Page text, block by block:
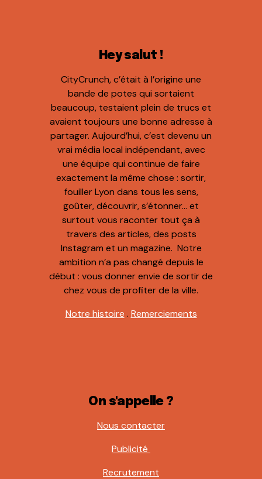
Hey salut !
CityCrunch, c’était à l’origine une
bande de potes qui sortaient
beaucoup, testaient plein de trucs et
avaient toujours une bonne adresse à
partager. Aujourd’hui, c’est devenu un
vrai média local indépendant, avec
une équipe qui continue de faire
exactement la même chose : sortir,
fouiller Lyon dans tous les sens,
goûter, découvrir, s’étonner… et
surtout vous raconter tout ça à
travers des articles, des posts
Instagram et un magazine. Notre
ambition n’a pas changé depuis le
début : vous donner envie de sortir de
chez vous de profiter de la ville.
Notre histoire . Remerciements
On s'appelle ?
Nous contacter
Publicité
Recrutement